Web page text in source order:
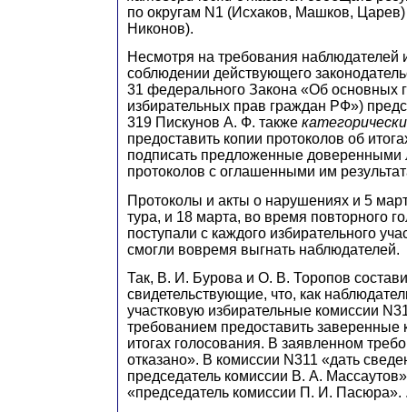
по округам N1 (Исхаков, Машков,
Никонов).
Несмотря на требования наблюдателей
соблюдении действующего
31 федерального Закона «Об основных
избирательных прав граждан РФ»)
319 Пискунов А. Ф. также
предоставить копии протоколов об
подписать предложенные доверенными
протоколов с оглашенными им
Протоколы и акты о нарушениях и 5
тура, и 18 марта, во время повторного
поступали с каждого избирательного
смогли вовремя выгнать наблюдателей.
Так, В. И. Бурова и О. В. Торопов
свидетельствующие, что, как
участковую избирательные комиссии
требованием предоставить заверенные
итогах голосования. В заявленном
отказано». В комиссии N311 «дать
председатель комиссии В. А.
«председатель комиссии П. И. Пасюра».